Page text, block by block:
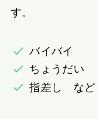
す。
バイバイ
ちょうだい
指差し など